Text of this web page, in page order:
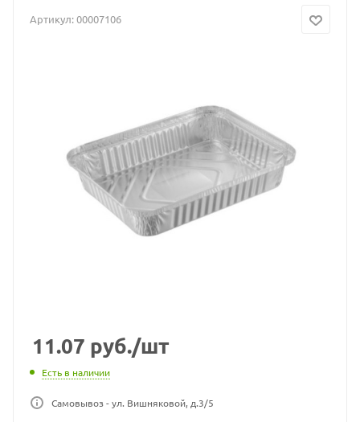
Артикул:00007106
11.07 руб./шт
Есть в наличии
Самовывоз - ул. Вишняковой, д.3/5